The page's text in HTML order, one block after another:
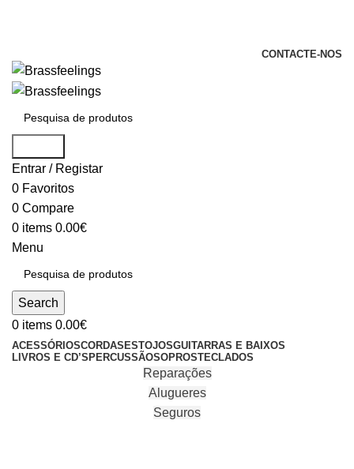
CONTACTE-NOS
Entrar / Registar
0 Favoritos
0 Compare
0 items 0.00€
Menu
Search
0 items 0.00€
ACESSÓRIOSCORDAS ESTOJOSGUITARRAS E BAIXOS
LIVROS E CD’S PERCUSSÃOSOPROSTECLADOS
Reparações
Alugueres
Seguros